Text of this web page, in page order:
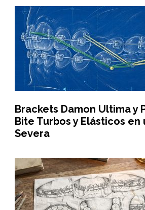
Brackets Damon Ultima y
Bite Turbos y Elásticos en
Severa